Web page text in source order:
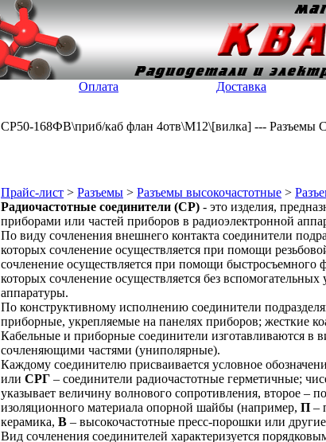
Оплата Доставка
СР50-168ФВ\приб/каб флан 4отв\М12\[вилка] --- Разъемы
Прайс-лист > Разъемы > Разъемы высокочастотные >
Радиочастотные соединители (СР) - это изделия,
приборами или частей приборов в радиоэлектронной
По виду сочленения внешнего контакта соединители
которых сочленение осуществляется при помощи
сочленение осуществляется при помощи
которых сочленение осуществляется без
аппаратуры.
По конструктивному исполнению соединители
приборные, укрепляемые на панелях приборов; жесткие
Кабельные и приборные соединители изготавливаются в
сочленяющими частями (униполярные).
Каждому соединителю присваивается условное
или СРГ – соединители радиочастотные герметичные;
указывает величину волнового сопротивления, второе –
изоляционного материала опорной шайбы (например, П –
керамика, В – высокочастотные пресс-порошки или
Вид сочленения соединителей характеризуется